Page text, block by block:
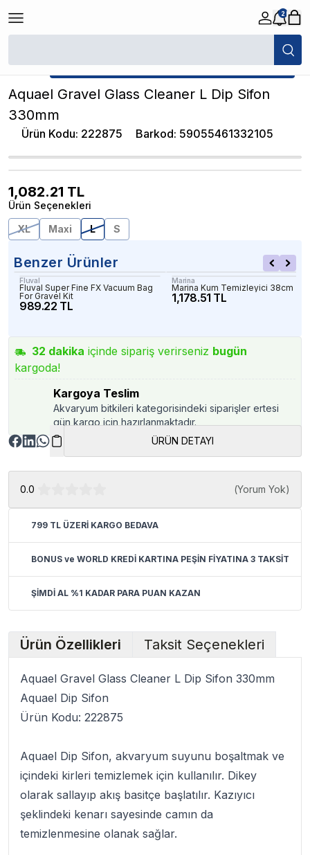
2
/ Aquael Gravel Glass
★ Atakan Petshop, Aquael yetkili satıcısıdır.
Aquael Gravel Glass Cleaner L Dip Sifon
330mm
Ürün Kodu: 222875 Barkod: 59055461332105
1,082.21 TL
Ürün Seçenekleri
XL
Maxi L S
Benzer Ürünler
Fluval
Fluval Super Fine FX Vacuum Bag
For Gravel Kit
989.22 TL
Marina
Marina Kum Temizleyici 38cm
1,178.51 TL
32 dakika içinde sipariş verirseniz bugün
kargoda!
Kargoya Teslim
Akvaryum bitkileri kategorisindeki siparişler ertesi
gün kargo için hazırlanmaktadır.
ÜRÜN DETAYI
0.0 (Yorum Yok)
799 TL ÜZERİ KARGO BEDAVA
BONUS ve WORLD KREDİ KARTINA PEŞİN FİYATINA 3 TAKSİT
ŞİMDİ AL %1 KADAR PARA PUAN KAZAN
Ürün Özellikleri Taksit Seçenekleri
Aquael Gravel Glass Cleaner L Dip Sifon 330mm
Aquael Dip Sifon
Ürün Kodu: 222875
Aquael Dip Sifon, akvaryum suyunu boşaltmak ve
içindeki kirleri temizlemek için kullanılır. Dikey
olarak sallayıp akış basitçe başlatılır. Kazıyıcı
şeklindeki kenarı sayesinde camın da
temizlenmesine olanak sağlar.